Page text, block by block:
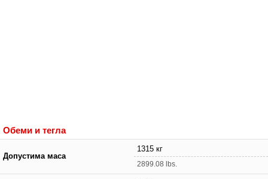
Обеми и тегла
Допустима маса
1315 кг
2899.08 lbs.